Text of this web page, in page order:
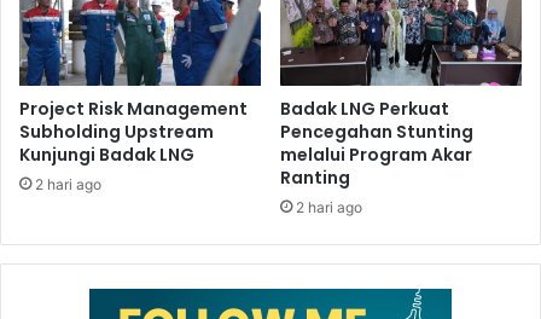
Project Risk Management
Subholding Upstream
Kunjungi Badak LNG
2 hari ago
Badak LNG Perkuat
Pencegahan Stunting
melalui Program Akar
Ranting
2 hari ago